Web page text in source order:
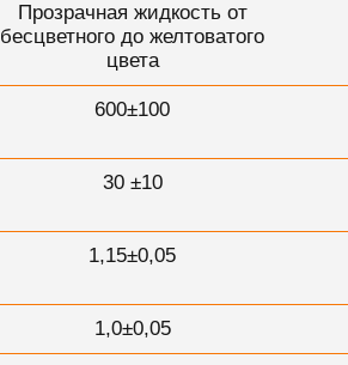
Прозрачная жидкость от
бесцветного до желтоватого
цвета
600±100
30 ±10
1,15±0,05
1,0±0,05